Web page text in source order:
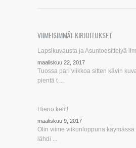
VIIMEISIMMÄT KIRJOITUKSET
Lapsikuvausta ja Asuntoesittelyä
maaliskuu 22, 2017
Tuossa pari viikkoa sitten kävin
pientä t ...
Hieno kelit!
maaliskuu 9, 2017
Olin viime viikonloppuna
lähdi ...